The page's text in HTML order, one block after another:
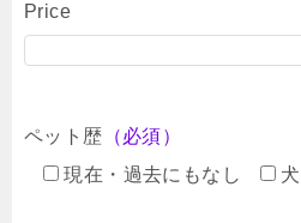
Price
ペット歴 （必須）
現在・過去にもなし